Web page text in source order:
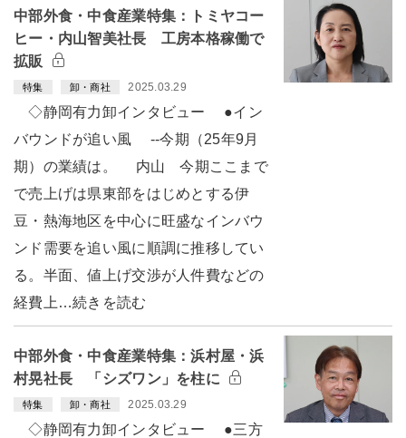
中部外食・中食産業特集：トミヤコー
ヒー・内山智美社長 工房本格稼働で
拡販
特集 卸・商社 2025.03.29
◇静岡有力卸インタビュー ●イン
バウンドが追い風 --今期（25年9月
期）の業績は。 内山 今期ここまで
で売上げは県東部をはじめとする伊
豆・熱海地区を中心に旺盛なインバウ
ンド需要を追い風に順調に推移してい
る。半面、値上げ交渉が人件費などの
経費上…続きを読む
中部外食・中食産業特集：浜村屋・浜
村晃社長 「シズワン」を柱に
特集 卸・商社 2025.03.29
◇静岡有力卸インタビュー ●三方